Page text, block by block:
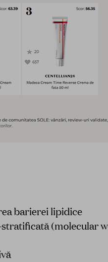
barierei lipidice
(molecular